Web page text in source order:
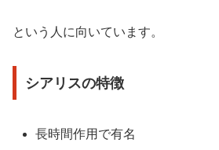
という人に向いています。
シアリスの特徴
長時間作用で有名